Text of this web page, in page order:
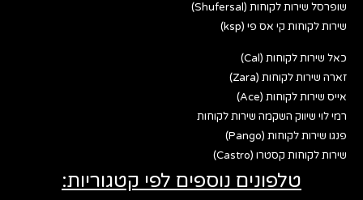
שופרסל שירות לקוחות (Shufersal)
שירות לקוחות קי אס פי (ksp)
כאל שירות לקוחות (Cal)
זארה שירות לקוחות (Zara)
אייס שירות לקוחות (Ace)
רמי לוי שיווק השקמה שירות לקוחות
פנגו שירות לקוחות (Pango)
שירות לקוחות קסטרו (Castro)
טלפונים נוספים לפי קטגוריות: